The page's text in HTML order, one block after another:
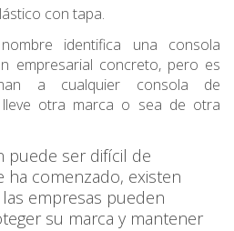
con tapa.
identifica una consola
empresarial concreto, pero es
a cualquier consola de
lleve otra marca o sea de otra
puede ser difícil de
comenzado, existen
empresas pueden
su marca y mantener